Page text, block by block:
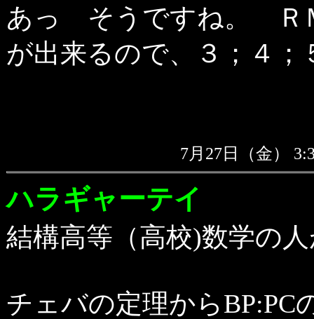
あっ そうですね。 Ｒ
が出来るので、３；４
7月27日（金
ハラギャーテイ
結構高等（高校)数学の
チェバの定理からBP:PC